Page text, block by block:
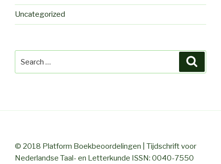
Uncategorized
© 2018 Platform Boekbeoordelingen | Tijdschrift voor
Nederlandse Taal- en Letterkunde ISSN: 0040-7550